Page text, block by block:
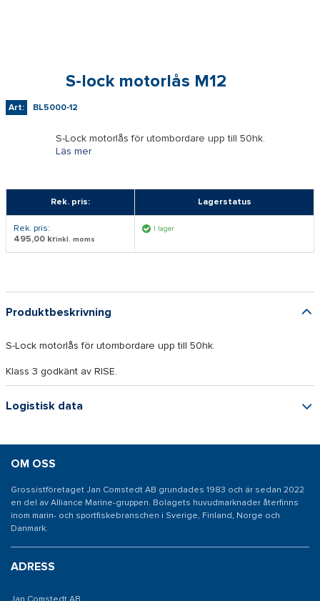
S-lock motorlås M12
Art: BL5000-12
S-Lock motorlås för utombordare upp till 50hk.
Läs mer
Rek. pris: Lagerstatus
Rek. pris:
495,00 krinkl. moms
I lager
Produktbeskrivning
S-Lock motorlås för utombordare upp till 50hk.
Klass 3 godkänt av RISE.
Logistisk data
OM OSS
Grossistföretaget Jan Comstedt AB grundades 1983 och är sedan 2022
en del av Alliance Marine-gruppen. Bolagets huvudmarknader återfinns
inom marin- och sportfiskebranschen i Sverige, Finland, Norge och
Danmark.
ADRESS